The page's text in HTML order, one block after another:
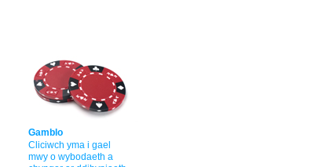
Gamblo
Cliciwch yma i gael
mwy o wybodaeth a